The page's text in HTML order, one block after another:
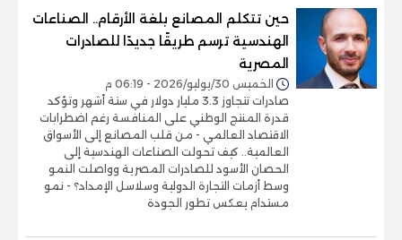
حين تتكلم المصانع بلغة الأرقام.. الصناعات
الهندسية ترسم طريقًا جديدًا للصادرات
المصرية
الخميس 30/يوليو/2026 - 06:19 م
صادرات تتجاوز 3.3 مليار دولار في ستة أشهر وتؤكد
قدرة المنتج الوطني على المنافسة رغم اضطرابات
الاقتصاد العالمي - من قلب المصانع إلى الأسواق
العالمية.. كيف تحولت الصناعات الهندسية إلى
الحصان الأسود للصادرات المصرية وواصلت النمو
وسط أزمات التجارة الدولية وسلاسل الإمداد؟ - نمو
مستدام يعكس تطور الجودة